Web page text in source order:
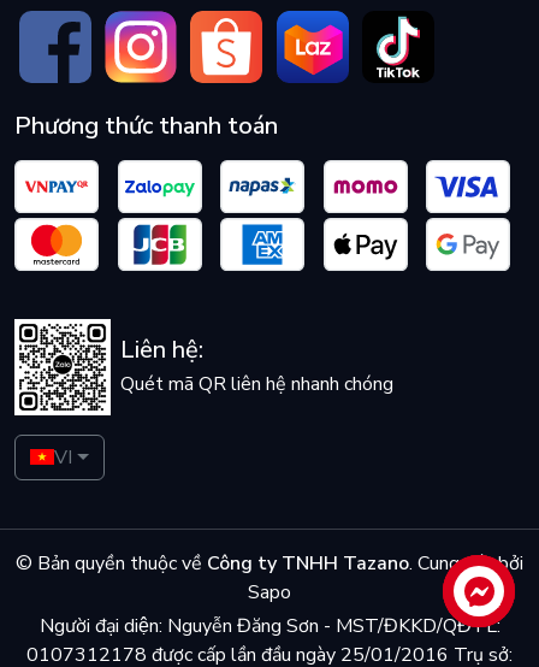
Phương thức thanh toán
Liên hệ:
Quét mã QR liên hệ nhanh chóng
VI
© Bản quyền thuộc về Công ty TNHH Tazano. Cung cấp bởi
Sapo
Người đại diện: Nguyễn Đăng Sơn - MST/ĐKKD/QĐTL:
0107312178 được cấp lần đầu ngày 25/01/2016 Trụ sở:
Liên hệ